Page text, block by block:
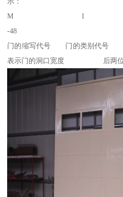
M
-48
门的缩写代号 门的类别代
表示门的洞口宽度 后两位表